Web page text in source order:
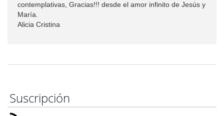
contemplativas, Gracias!!! desde el amor infinito de Jesús y
María.
Alicia Cristina
Suscripción